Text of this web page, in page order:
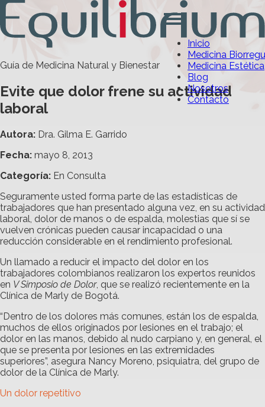
Inicio
Medicina
Medicina Estética
Blog
Nosotros
Contacto
Guía de Medicina Natural y Bienestar
Evite que dolor frene su actividad
laboral
Autora: Dra. Gilma E. Garrido
Fecha: mayo 8, 2013
Categoría: En Consulta
Seguramente usted forma parte de las estadísticas de
trabajadores que han presentado alguna vez, en su actividad
laboral, dolor de manos o de espalda, molestias que sí se
vuelven crónicas pueden causar incapacidad o una
reducción considerable en el rendimiento profesional.
Un llamado a reducir el impacto del dolor en los
trabajadores colombianos realizaron los expertos reunidos
en V Simposio de Dolor, que se realizó recientemente en la
Clínica de Marly de Bogotá.
“Dentro de los dolores más comunes, están los de espalda,
muchos de ellos originados por lesiones en el trabajo; el
dolor en las manos, debido al nudo carpiano y, en general, el
que se presenta por lesiones en las extremidades
superiores”, asegura Nancy Moreno, psiquiatra, del grupo de
dolor de la Clínica de Marly.
Un dolor repetitivo